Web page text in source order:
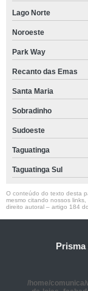
Lago Norte
Noroeste
Park Way
Recanto das Emas
Santa Maria
Sobradinho
Sudoeste
Taguatinga
Taguatinga Sul
O conteúdo do texto desta
mesmo citando nossos
direito autoral – artigo 184
Prisma
/home/